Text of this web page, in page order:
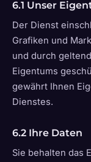
6.1 Unser
Der Dienst
Grafiken und
und durch
Eigentums
gewährt Ihnen
Dienstes.
6.2 Ihre Daten
Sie behalten das